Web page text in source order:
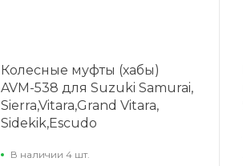
Колесные муфты (хабы)
AVM-538 для Suzuki Samurai,
Sierra,Vitara,Grand Vitara,
Sidekik,Escudo
В наличии 4 шт.